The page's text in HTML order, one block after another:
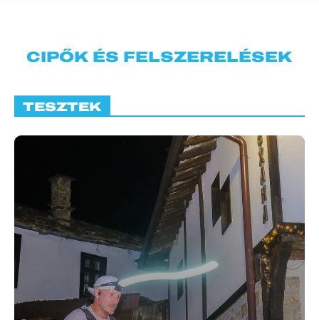
CIPŐK ÉS FELSZERELÉSEK
TESZTEK